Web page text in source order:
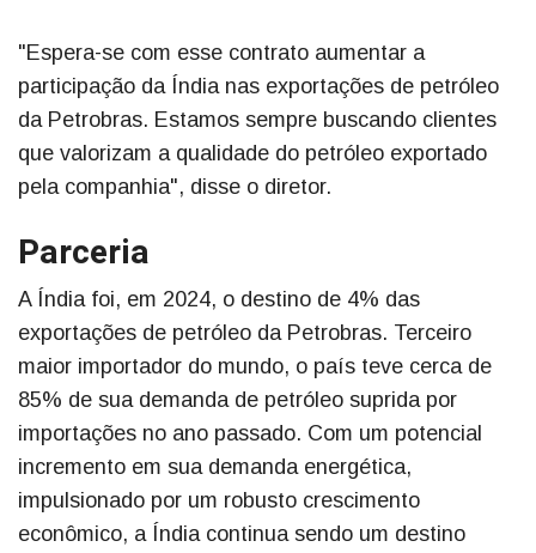
"Espera-se com esse contrato aumentar a
participação da Índia nas exportações de petróleo
da Petrobras. Estamos sempre buscando clientes
que valorizam a qualidade do petróleo exportado
pela companhia", disse o diretor.
Parceria
A Índia foi, em 2024, o destino de 4% das
exportações de petróleo da Petrobras. Terceiro
maior importador do mundo, o país teve cerca de
85% de sua demanda de petróleo suprida por
importações no ano passado. Com um potencial
incremento em sua demanda energética,
impulsionado por um robusto crescimento
econômico, a Índia continua sendo um destino